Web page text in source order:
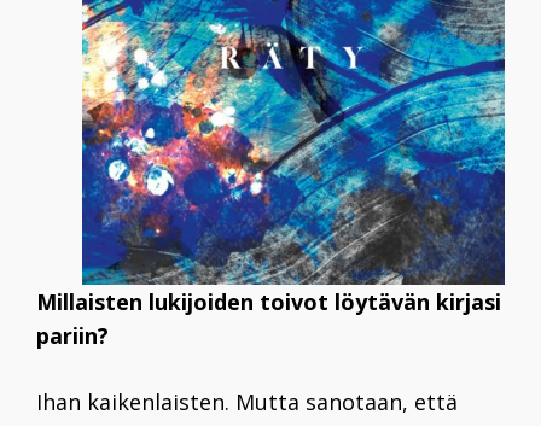
Millaisten lukijoiden toivot löytävän kirjasi
pariin?
Ihan kaikenlaisten. Mutta sanotaan, että